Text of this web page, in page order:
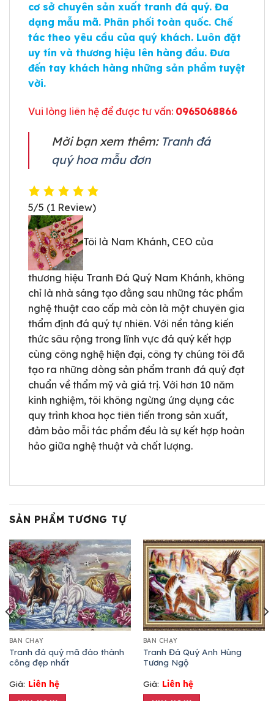
cơ sở chuyên sản xuất tranh đá quý. Đa
dạng mẫu mã. Phân phối toàn quốc. Chế
tác theo yêu cầu của quý khách. Luôn đặt
uy tín và thương hiệu lên hàng đầu. Đưa
đến tay khách hàng những sản phẩm tuyệt
vời.
Vui lòng liên hệ để được tư vấn: 0965068866
Mời bạn xem thêm: Tranh đá
quý hoa mẫu đơn
5/5 (1 Review)
Tôi là Nam Khánh, CEO của
thương hiệu Tranh Đá Quý Nam Khánh, không
chỉ là nhà sáng tạo đằng sau những tác phẩm
nghệ thuật cao cấp mà còn là một chuyên gia
thẩm định đá quý tự nhiên. Với nền tảng kiến
thức sâu rộng trong lĩnh vực đá quý kết hợp
cùng công nghệ hiện đại, công ty chúng tôi đã
tạo ra những dòng sản phẩm tranh đá quý đạt
chuẩn về thẩm mỹ và giá trị. Với hơn 10 năm
kinh nghiệm, tôi không ngừng ứng dụng các
quy trình khoa học tiên tiến trong sản xuất,
đảm bảo mỗi tác phẩm đều là sự kết hợp hoàn
hảo giữa nghệ thuật và chất lượng.
SẢN PHẨM TƯƠNG TỰ
BÁN CHẠY
Tranh đá quý mã đáo thành
công đẹp nhất
Giá: Liên hệ
BÁN CHẠY
Tranh Đá Quý Anh Hùng
Tương Ngộ
Giá: Liên hệ